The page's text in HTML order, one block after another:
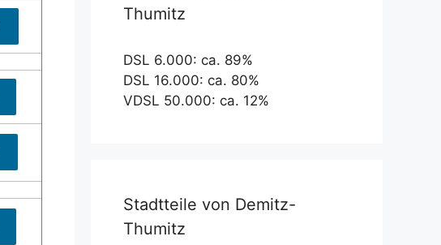
Thumitz
DSL 6.000: ca. 89%
DSL 16.000: ca. 80%
VDSL 50.000: ca. 12%
Stadtteile von Demitz-
Thumitz